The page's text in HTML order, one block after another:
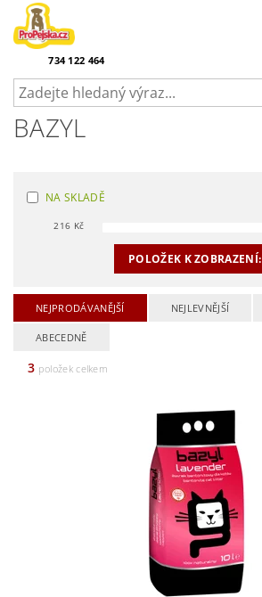
734 122 464
BAZYL
NA SKLADĚ
216 Kč
POLOŽEK K ZOBRAZENÍ:
NEJPRODÁVANĚJŠÍ NEJLEVNĚJŠÍ
ABECEDNĚ
3 položek celkem